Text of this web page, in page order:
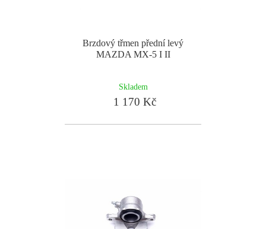
Brzdový třmen přední levý
MAZDA MX-5 I II
Skladem
1 170 Kč